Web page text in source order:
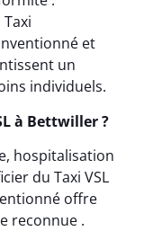
et
un
individuels.
à Bettwiller ?
hospitalisation
du Taxi VSL
offre
reconnue .